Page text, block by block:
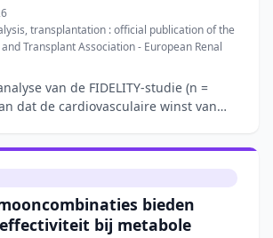
transplantation : official publication of the
Transplant Association - European Renal
van de FIDELITY-studie (n =
dat de cardiovasculaire winst van
bieden
bij metabole